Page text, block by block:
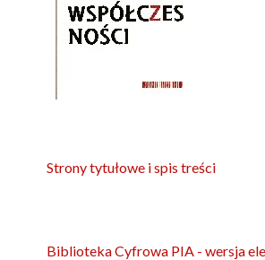
Strony tytułowe i spis treści
Biblioteka Cyfrowa PIA - wersja